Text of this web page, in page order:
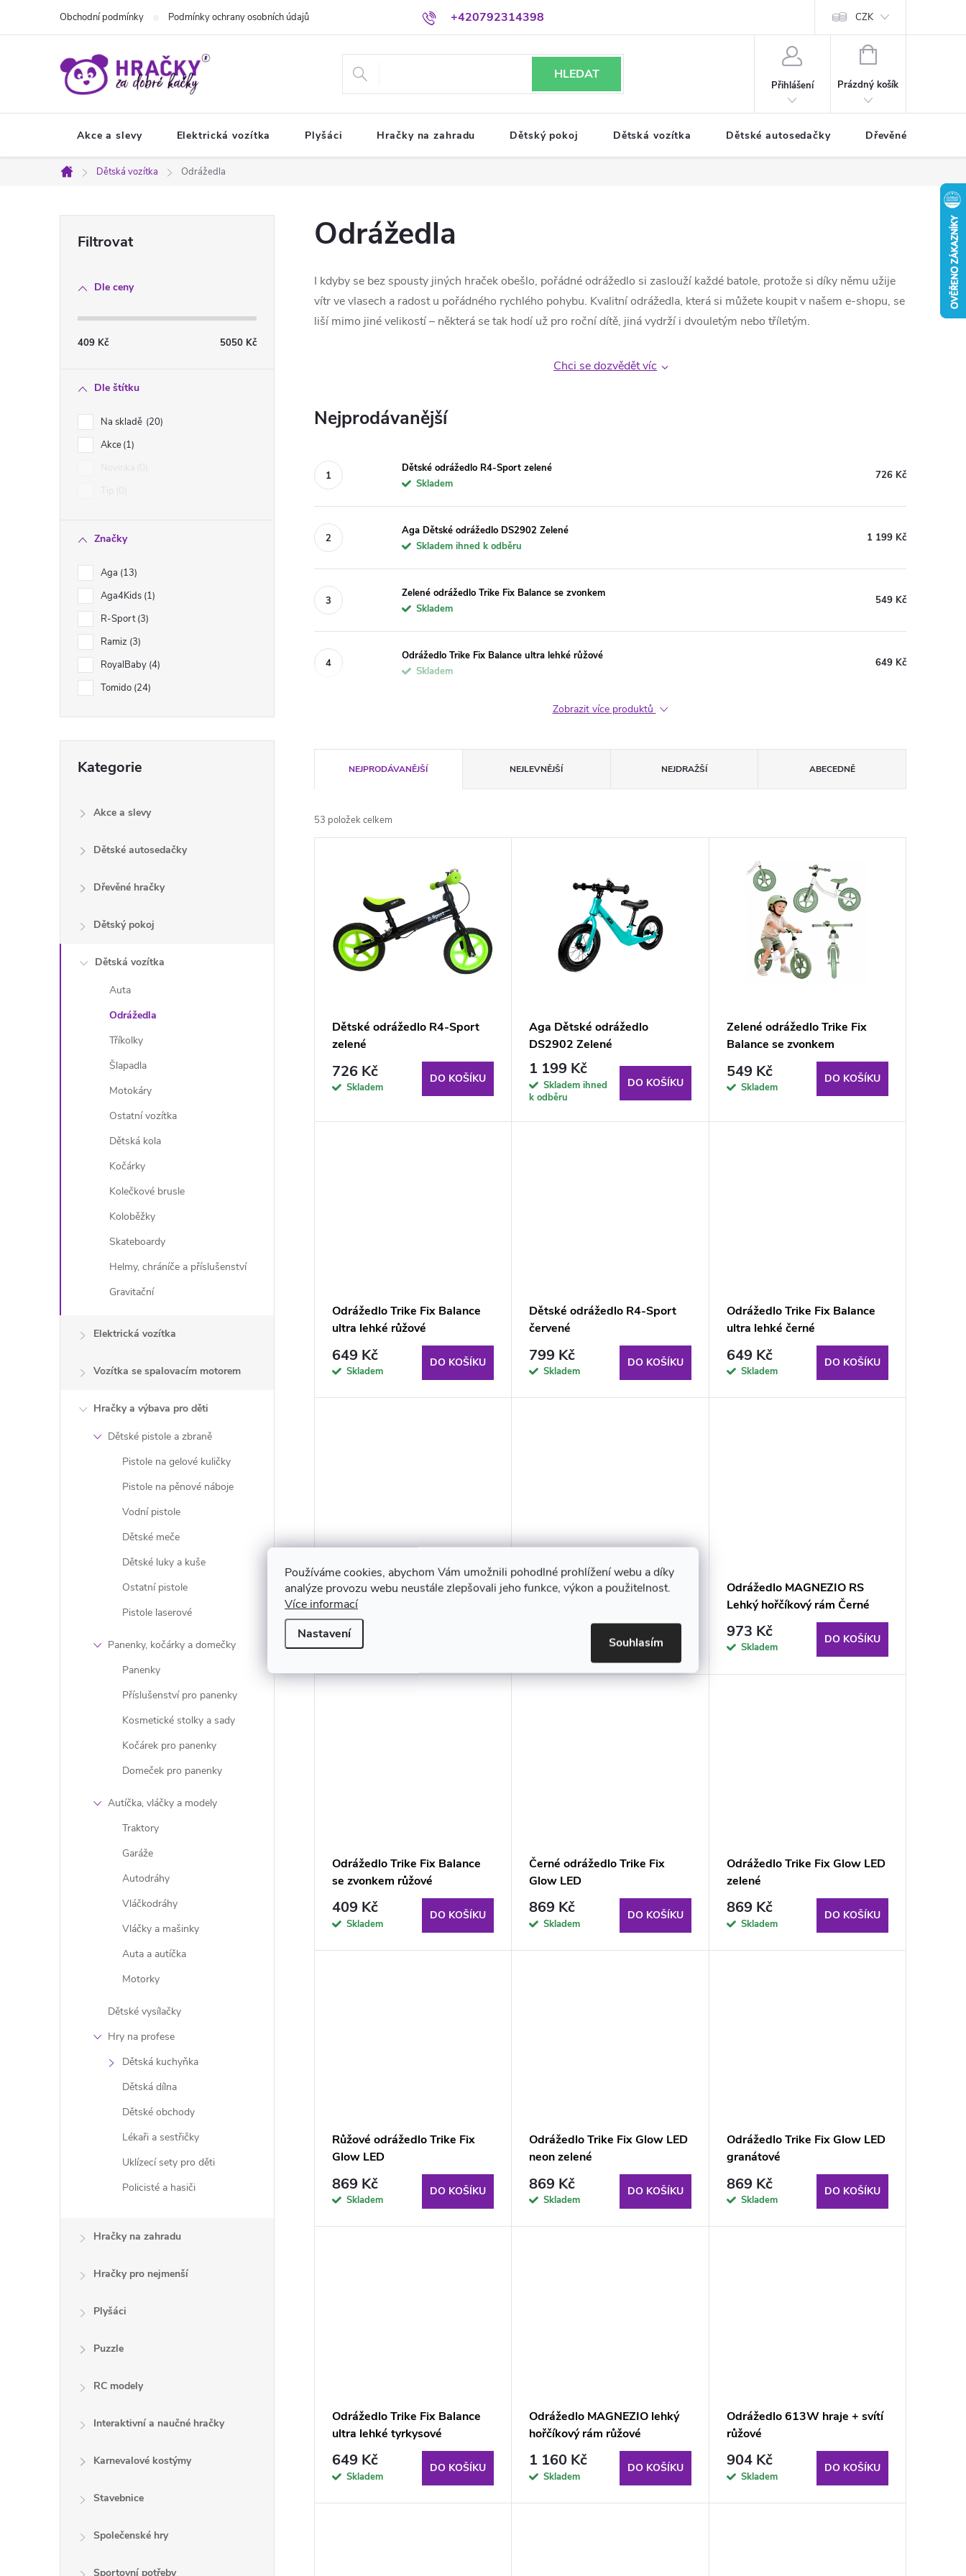
Používáme cookies, abychom Vám umožnili pohodlné prohlížení webu a díky
analýze provozu webu neustále zlepšovali jeho funkce, výkon a použitelnost.
Více informací
Nastavení
Souhlasím
+420792314398
Obchodní podmínky Podmínky ochrany osobních údajů CZK
HLEDAT
Přihlášení
NÁKUPNÍ
Prázdný košík
Akce a slevy Elektrická vozítka Plyšáci Hračky na zahradu Dětský pokoj Dětská vozítka Dětské autosedačky Dřevěné hračky
Domů
Dětská vozítka Odrážedla
Dle ceny
409 Kč 5050 Kč
Dle štítku
Na skladě 20
Akce 1
Značky
Aga 13
Aga4Kids 1
R-Sport 3
Ramiz 3
RoyalBaby 4
Tomido 24
kategorie
Kategorie
Akce a slevy
Dětské autosedačky
Dřevěné hračky
Dětský pokoj
Dětská vozítka
Auta
Odrážedla
Tříkolky
Šlapadla
Motokáry
Ostatní vozítka
Dětská kola
Kočárky
Kolečkové brusle
Koloběžky
Skateboardy
Helmy, chráníče a příslušenství
Gravitační
Elektrická vozítka
Vozítka se spalovacím motorem
Hračky a výbava pro děti
Dětské pistole a zbraně
Pistole na gelové kuličky
Pistole na pěnové náboje
Vodní pistole
Dětské meče
Dětské luky a kuše
Ostatní pistole
Pistole laserové
Panenky, kočárky a domečky
Panenky
Příslušenství pro panenky
Kosmetické stolky a sady
Kočárek pro panenky
Domeček pro panenky
Autíčka, vláčky a modely
Traktory
Garáže
Autodráhy
Vláčkodráhy
Vláčky a mašinky
Auta a autíčka
Motorky
Dětské vysílačky
Hry na profese
Dětská kuchyňka
Dětská dílna
Dětské obchody
Lékaři a sestřičky
Uklízecí sety pro děti
Policisté a hasiči
Hračky na zahradu
Hračky pro nejmenší
Plyšáci
Puzzle
RC modely
Interaktivní a naučné hračky
Karnevalové kostýmy
Stavebnice
Společenské hry
Sportovní potřeby
Odrážedla
I kdyby se bez spousty jiných hraček obešlo, pořádné odrážedlo si zaslouží každé batole, protože si díky němu užije
vítr ve vlasech a radost u pořádného rychlého pohybu. Kvalitní odrážedla, která si můžete koupit v našem e-shopu, se
liší mimo jiné velikostí – některá se tak hodí už pro roční dítě, jiná vydrží i dvouletým nebo tříletým.
Chci se dozvědět víc
Nejprodávanější
Dětské odrážedlo R4-Sport zelené
Skladem
726 Kč
Aga Dětské odrážedlo DS2902 Zelené
Skladem ihned k odběru
1 199 Kč
Zelené odrážedlo Trike Fix Balance se zvonkem
Skladem
549 Kč
Odrážedlo Trike Fix Balance ultra lehké růžové
Skladem
649 Kč
Zobrazit více produktů
a
z
u
NEJPRODÁVANĚJŠÍ NEJLEVNĚJŠÍ NEJDRAŽŠÍ ABECEDNĚ
53 položek celkem
Dětské odrážedlo R4-Sport
zelené
726 Kč
Skladem
DO KOŠÍKU
Aga Dětské odrážedlo
DS2902 Zelené
1 199 Kč
Skladem ihned
k odběru
DO KOŠÍKU
Zelené odrážedlo Trike Fix
Balance se zvonkem
549 Kč
Skladem
DO KOŠÍKU
Odrážedlo Trike Fix Balance
ultra lehké růžové
649 Kč
Skladem
DO KOŠÍKU
Dětské odrážedlo R4-Sport
červené
799 Kč
Skladem
DO KOŠÍKU
Odrážedlo Trike Fix Balance
ultra lehké černé
649 Kč
Skladem
DO KOŠÍKU
Odrážedlo SPORTRIKE
PettyTrike modré
593 Kč
Skladem
Odrážedlo ULTRA lehké
DO KOŠÍKU
Odrážedlo MAGNEZIO RS
Lehký hořčíkový rám Černé
973 Kč
Skladem
DO KOŠÍKU
Odrážedlo Trike Fix Balance
se zvonkem růžové
409 Kč
Skladem
DO KOŠÍKU
Černé odrážedlo Trike Fix
Glow LED
869 Kč
Skladem
DO KOŠÍKU
Odrážedlo Trike Fix Glow LED
zelené
869 Kč
Skladem
DO KOŠÍKU
Růžové odrážedlo Trike Fix
Glow LED
869 Kč
Skladem
DO KOŠÍKU
Odrážedlo Trike Fix Glow LED
neon zelené
869 Kč
Skladem
DO KOŠÍKU
Odrážedlo Trike Fix Glow LED
granátové
869 Kč
Skladem
DO KOŠÍKU
Odrážedlo Trike Fix Balance
ultra lehké tyrkysové
649 Kč
Skladem
DO KOŠÍKU
Odrážedlo MAGNEZIO lehký
hořčíkový rám růžové
1 160 Kč
Skladem
DO KOŠÍKU
Odrážedlo 613W hraje + svítí
růžové
904 Kč
Skladem
DO KOŠÍKU